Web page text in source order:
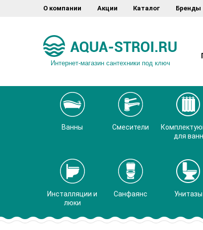
О компании Акции Каталог Бренды
Интернет-магазин сантехники под ключ
Ванны Смесители
для ванн
Инсталляции и
люки
Санфаянс Унитазы